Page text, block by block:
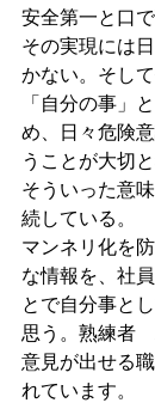
安全第一と口
その実現には
かない。そし
「自分の事」
め、日々危険
うことが大切と
そういった意
続している。
マンネリ化を
な情報を、社
とで自分事と
思う。熟練者
意見が出せる
れています。